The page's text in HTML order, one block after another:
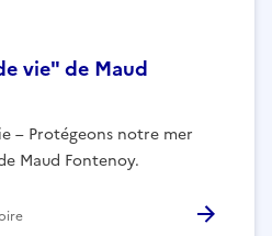
vie" de Maud
– Protégeons notre mer
Maud Fontenoy.